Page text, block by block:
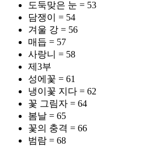
도둑맞은 눈 = 53
담쟁이 = 54
겨울 강 = 56
매듭 = 57
사랑니 = 58
제3부
성에꽃 = 61
냉이꽃 지다 = 62
꽃 그림자 = 64
봄날 = 65
꽃의 충격 = 66
범람 = 68